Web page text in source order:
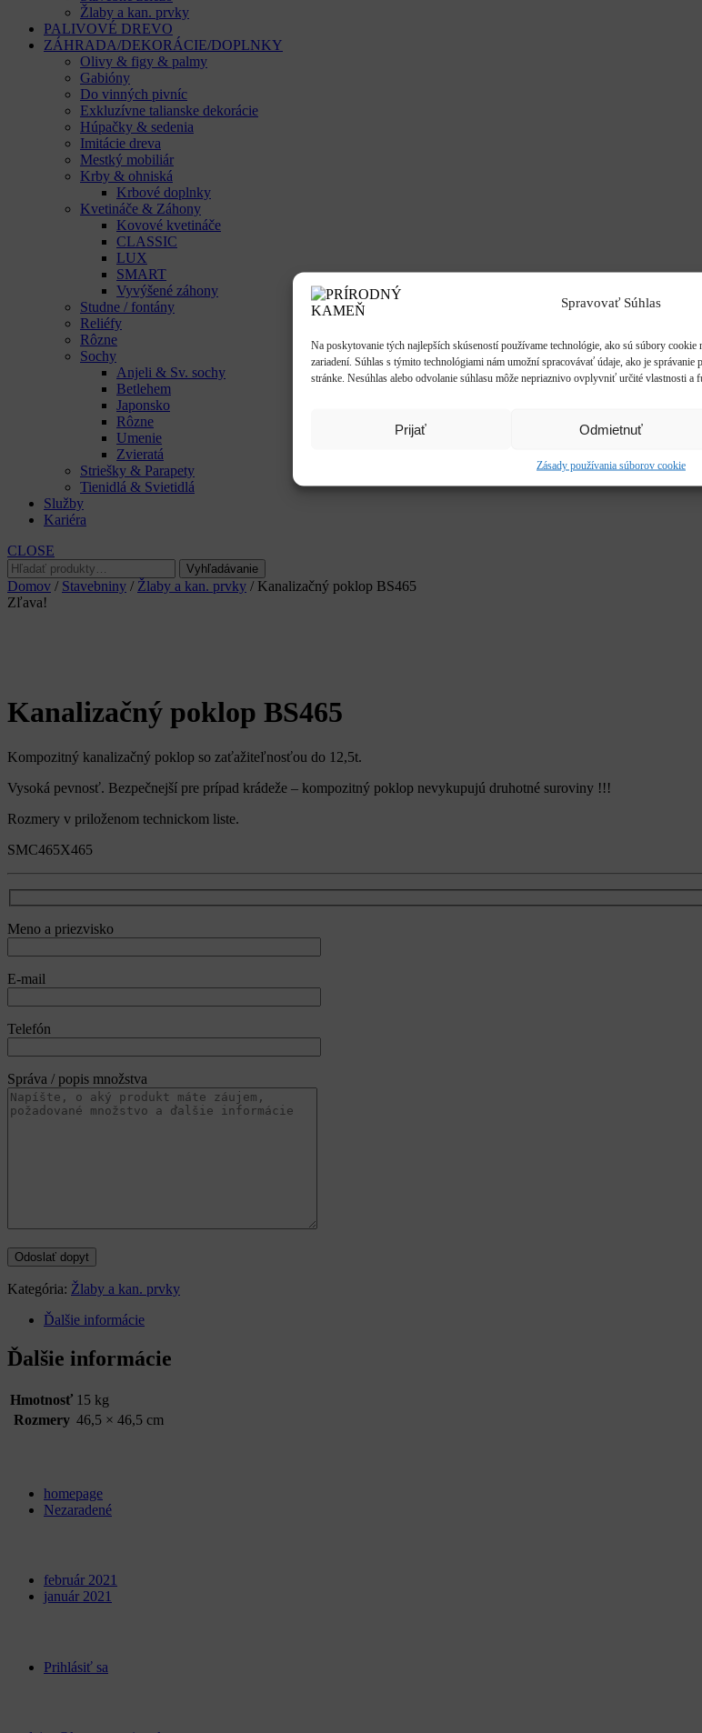
Spravovať Súhlas
Na poskytovanie tých najlepších skúseností používame technológie, ako sú súbory
zariadení. Súhlas s týmito technológiami nám umožní spracovávať údaje, ako je správanie
stránke. Nesúhlas alebo odvolanie súhlasu môže nepriaznivo ovplyvniť určité vlastnosti a
Prijať Odmietnuť
Zásady používania súborov cookie
Žlaby a kan. prvky
PALIVOVÉ DREVO
ZÁHRADA/DEKORÁCIE/DOPLNKY
Olivy & figy & palmy
Gabióny
Do vinných pivníc
Exkluzívne talianske dekorácie
Húpačky & sedenia
Imitácie dreva
Mestký mobiliár
Krby & ohniská
Krbové doplnky
Kvetináče & Záhony
Kovové kvetináče
CLASSIC
LUX
SMART
Vyvýšené záhony
Studne / fontány
Reliéfy
Rôzne
Sochy
Anjeli & Sv. sochy
Betlehem
Japonsko
Rôzne
Umenie
Zvieratá
Striešky & Parapety
Tienidlá & Svietidlá
Služby
Kariéra
CLOSE
Hľadať:
Vyhľadávanie
Domov / Stavebniny / Žlaby a kan. prvky / Kanalizačný poklop BS465
Zľava!
Kanalizačný poklop BS465
Kompozitný kanalizačný poklop so zaťažiteľnosťou do 12,5t.
Vysoká pevnosť. Bezpečnejší pre prípad krádeže – kompozitný poklop nevykupujú druhotné suroviny !!!
Rozmery v priloženom technickom liste.
SMC465X465
Meno a priezvisko
E-mail
Telefón
Správa / popis množstva
Kategória: Žlaby a kan. prvky
Ďalšie informácie
Ďalšie informácie
Hmotnosť 15 kg
Rozmery 46,5 × 46,5 cm
homepage
Nezaradené
február 2021
január 2021
Prihlásiť sa